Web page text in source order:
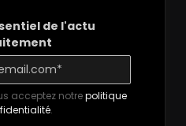
de l'actu
acceptez notrepolitique
.